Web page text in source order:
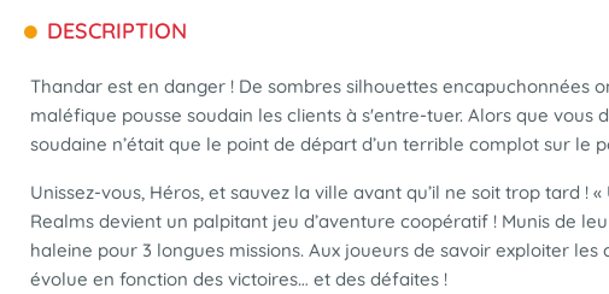
DESCRIPTION
Thandar est en danger ! De sombres silhouettes encapuchonnées
maléfique pousse soudain les clients à s'entre-tuer. Alors que
soudaine n’était que le point de départ d’un terrible complot sur le
Unissez-vous, Héros, et sauvez la ville avant qu’il ne soit trop tard
Realms devient un palpitant jeu d’aventure coopératif ! Munis de
haleine pour 3 longues missions. Aux joueurs de savoir exploiter
évolue en fonction des victoires… et des défaites !